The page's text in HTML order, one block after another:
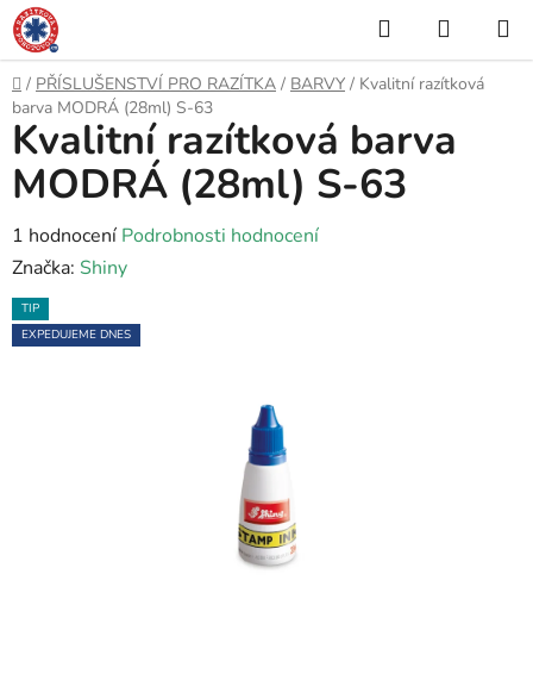
Přejít
na
obsah
Hledat
KOŠÍK
Domů
/ PŘÍSLUŠENSTVÍ PRO RAZÍTKA / BARVY / Kvalitní razítková
barva MODRÁ (28ml) S-63
Kvalitní razítková barva
MODRÁ (28ml) S-63
Průměrné
hodnocení
produktu
je
1 hodnocení Podrobnosti hodnocení
Značka: Shiny
TIP
EXPEDUJEME DNES